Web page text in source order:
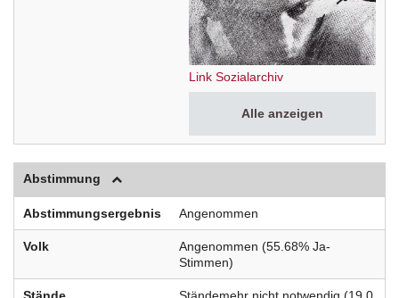
Link Sozialarchiv
Alle anzeigen
Abstimmung
Abstimmungsergebnis Angenommen
Volk
Angenommen (55.68% Ja-
Stimmen)